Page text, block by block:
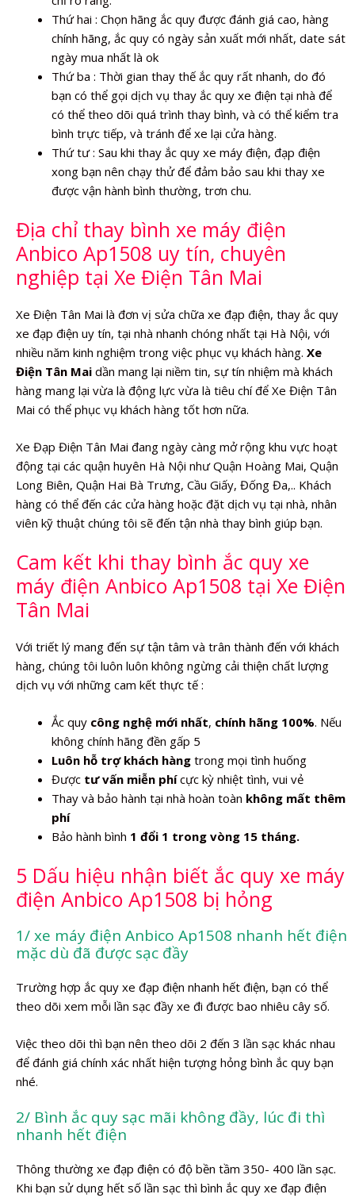
Thứ hai : Chọn hãng ắc quy được đánh giá cao, hàng
chính hãng, ắc quy có ngày sản xuất mới nhất, date sát
ngày mua nhất là ok
Thứ ba : Thời gian thay thế ắc quy rất nhanh, do đó
bạn có thể gọi dịch vụ thay ắc quy xe điện tại nhà để
có thể theo dõi quá trình thay bình, và có thể kiểm tra
bình trực tiếp, và tránh để xe lại cửa hàng.
Thứ tư : Sau khi thay ắc quy xe máy điện, đạp điện
xong bạn nên chạy thử để đảm bảo sau khi thay xe
được vận hành bình thường, trơn chu.
Địa chỉ thay bình xe máy điện
Anbico Ap1508 uy tín, chuyên
nghiệp tại Xe Điện Tân Mai
Xe Điện Tân Mai là đơn vị sửa chữa xe đạp điện, thay ắc quy
xe đạp điện uy tín, tại nhà nhanh chóng nhất tại Hà Nội, với
nhiều năm kinh nghiệm trong việc phục vụ khách hàng. Xe
Điện Tân Mai dần mang lại niềm tin, sự tín nhiệm mà khách
hàng mang lại vừa là động lực vừa là tiêu chí để Xe Điện Tân
Mai có thể phục vụ khách hàng tốt hơn nữa.
Xe Đạp Điện Tân Mai đang ngày càng mở rộng khu vực hoạt
động tại các quận huyên Hà Nội như Quận Hoàng Mai, Quận
Long Biên, Quận Hai Bà Trưng, Cầu Giấy, Đống Đa,.. Khách
hàng có thể đến các cửa hàng hoặc đặt dịch vụ tại nhà, nhân
viên kỹ thuật chúng tôi sẽ đến tận nhà thay bình giúp bạn.
Cam kết khi thay bình ắc quy xe
máy điện Anbico Ap1508 tại Xe Điện
Tân Mai
Với triết lý mang đến sự tận tâm và trân thành đến với khách
hàng, chúng tôi luôn luôn không ngừng cải thiện chất lượng
dịch vụ với những cam kết thực tế :
Ắc quy công nghệ mới nhất, chính hãng 100%. Nếu
không chính hãng đền gấp 5
Luôn hỗ trợ khách hàng trong mọi tình huống
Được tư vấn miễn phícực kỳ nhiệt tình, vui vẻ
Thay và bảo hành tại nhà hoàn toàn không mất thêm
phí
Bảo hành bình 1 đổi 1 trong vòng 15 tháng.
5 Dấu hiệu nhận biết ắc quy xe máy
điện Anbico Ap1508 bị hỏng
1/ xe máy điện Anbico Ap1508 nhanh hết điện
mặc dù đã được sạc đầy
Trường hợp ắc quy xe đạp điện nhanh hết điện, bạn có thể
theo dõi xem mỗi lần sạc đầy xe đi được bao nhiêu cây số.
Việc theo dõi thì bạn nên theo dõi 2 đến 3 lần sạc khác nhau
để đánh giá chính xác nhất hiện tượng hỏng bình ắc quy bạn
nhé.
2/ Bình ắc quy sạc mãi không đầy, lúc đi thì
nhanh hết điện
Thông thường xe đạp điện có độ bền tầm 350- 400 lần sạc.
Khi bạn sử dụng hết số lần sạc thì bình ắc quy xe đạp điện